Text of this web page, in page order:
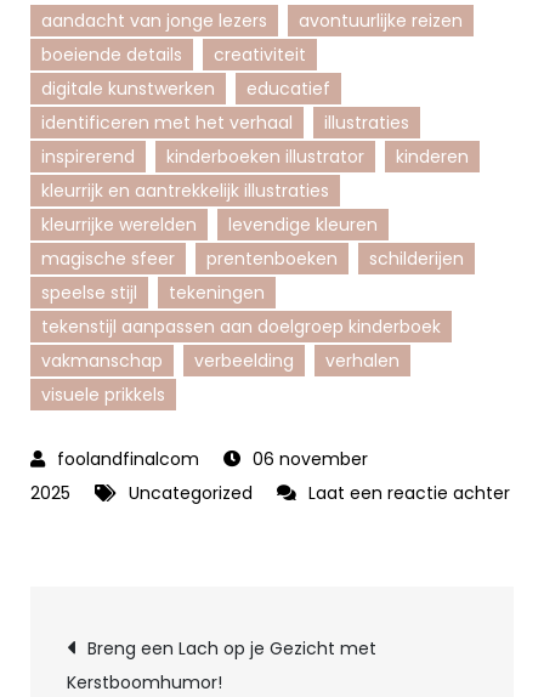
aandacht van jonge lezers
avontuurlijke reizen
boeiende details
creativiteit
digitale kunstwerken
educatief
identificeren met het verhaal
illustraties
inspirerend
kinderboeken illustrator
kinderen
kleurrijk en aantrekkelijk illustraties
kleurrijke werelden
levendige kleuren
magische sfeer
prentenboeken
schilderijen
speelse stijl
tekeningen
tekenstijl aanpassen aan doelgroep kinderboek
vakmanschap
verbeelding
verhalen
visuele prikkels
06 november
2025
Uncategorized
Laat een reactie achter
Berichtnavigatie
Breng een Lach op je Gezicht met
Kerstboomhumor!